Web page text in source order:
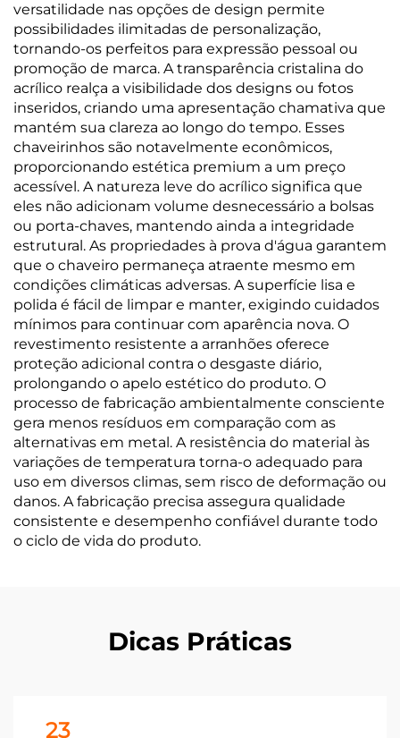
versatilidade nas opções de design permite
possibilidades ilimitadas de personalização,
tornando-os perfeitos para expressão pessoal ou
promoção de marca. A transparência cristalina do
acrílico realça a visibilidade dos designs ou fotos
inseridos, criando uma apresentação chamativa que
mantém sua clareza ao longo do tempo. Esses
chaveirinhos são notavelmente econômicos,
proporcionando estética premium a um preço
acessível. A natureza leve do acrílico significa que
eles não adicionam volume desnecessário a bolsas
ou porta-chaves, mantendo ainda a integridade
estrutural. As propriedades à prova d'água garantem
que o chaveiro permaneça atraente mesmo em
condições climáticas adversas. A superfície lisa e
polida é fácil de limpar e manter, exigindo cuidados
mínimos para continuar com aparência nova. O
revestimento resistente a arranhões oferece
proteção adicional contra o desgaste diário,
prolongando o apelo estético do produto. O
processo de fabricação ambientalmente consciente
gera menos resíduos em comparação com as
alternativas em metal. A resistência do material às
variações de temperatura torna-o adequado para
uso em diversos climas, sem risco de deformação ou
danos. A fabricação precisa assegura qualidade
consistente e desempenho confiável durante todo
o ciclo de vida do produto.
Dicas Práticas
23